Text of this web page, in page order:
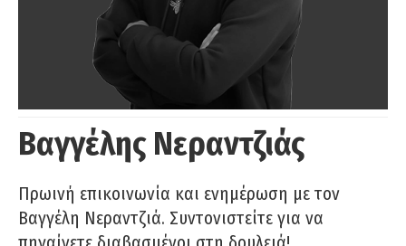
Βαγγέλης Νεραντζιάς
Πρωινή επικοινωνία και ενημέρωση με τον
Βαγγέλη Νεραντζιά. Συντονιστείτε για να